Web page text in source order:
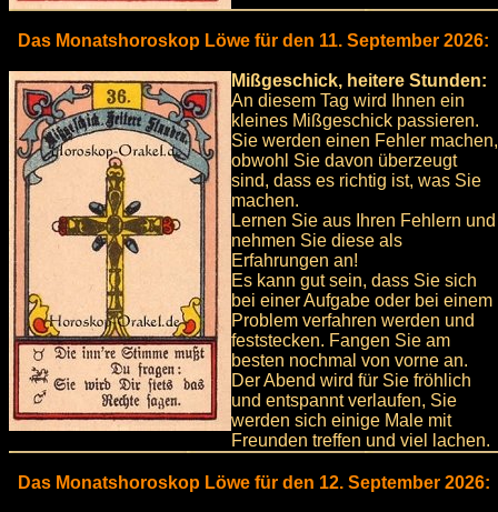
Das Monatshoroskop Löwe für den 11. September 2026:
Mißgeschick, heitere Stunden:
An diesem Tag wird Ihnen ein
kleines Mißgeschick passieren.
Sie werden einen Fehler machen,
obwohl Sie davon überzeugt
sind, dass es richtig ist, was Sie
machen.
Lernen Sie aus Ihren Fehlern und
nehmen Sie diese als
Erfahrungen an!
Es kann gut sein, dass Sie sich
bei einer Aufgabe oder bei einem
Problem verfahren werden und
feststecken. Fangen Sie am
besten nochmal von vorne an.
Der Abend wird für Sie fröhlich
und entspannt verlaufen, Sie
werden sich einige Male mit
Freunden treffen und viel lachen.
Das Monatshoroskop Löwe für den 12. September 2026: